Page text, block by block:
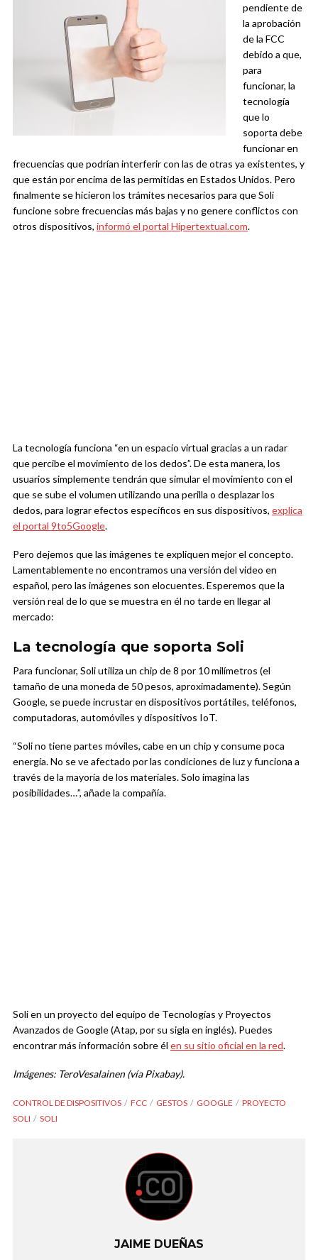
pendiente de
la aprobación
de la FCC
debido a que,
para
funcionar, la
tecnología
que lo
soporta debe
funcionar en
frecuencias que podrían interferir con las de otras ya existentes, y
que están por encima de las permitidas en Estados Unidos. Pero
finalmente se hicieron los trámites necesarios para que Soli
funcione sobre frecuencias más bajas y no genere conflictos con
otros dispositivos, informó el portal Hipertextual.com.
La tecnología funciona “en un espacio virtual gracias a un radar
que percibe el movimiento de los dedos”. De esta manera, los
usuarios simplemente tendrán que simular el movimiento con el
que se sube el volumen utilizando una perilla o desplazar los
dedos, para lograr efectos específicos en sus dispositivos, explica
el portal 9to5Google.
Pero dejemos que las imágenes te expliquen mejor el concepto.
Lamentablemente no encontramos una versión del video en
español, pero las imágenes son elocuentes. Esperemos que la
versión real de lo que se muestra en él no tarde en llegar al
mercado:
La tecnología que soporta Soli
Para funcionar, Soli utiliza un chip de 8 por 10 milímetros (el
tamaño de una moneda de 50 pesos, aproximadamente). Según
Google, se puede incrustar en dispositivos portátiles, teléfonos,
computadoras, automóviles y dispositivos IoT.
“Soli no tiene partes móviles, cabe en un chip y consume poca
energía. No se ve afectado por las condiciones de luz y funciona a
través de la mayoría de los materiales. Solo imagina las
posibilidades…”, añade la compañía.
Soli en un proyecto del equipo de Tecnologías y Proyectos
Avanzados de Google (Atap, por su sigla en inglés). Puedes
encontrar más información sobre él en su sitio oficial en la red.
Imágenes: TeroVesalainen (vía Pixabay).
CONTROL DE DISPOSITIVOS FCC GESTOS GOOGLE
PROYECTO
SOLI
SOLI
JAIME DUEÑAS